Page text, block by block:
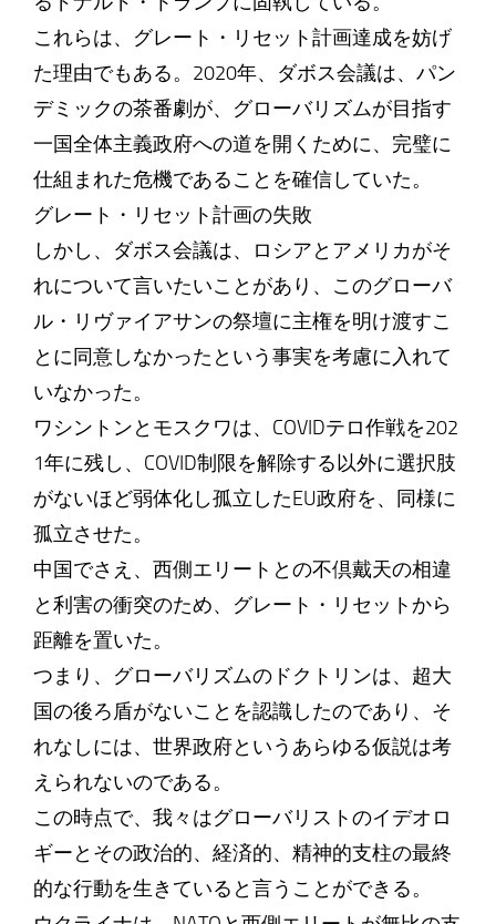
これらは、グレート・リセット計画達成を妨げ
た理由でもある。2020年、ダボス会議は、パン
デミックの茶番劇が、グローバリズムが目指す
一国全体主義政府への道を開くために、完璧に
仕組まれた危機であることを確信していた。
グレート・リセット計画の失敗
しかし、ダボス会議は、ロシアとアメリカがそ
れについて言いたいことがあり、このグローバ
ル・リヴァイアサンの祭壇に主権を明け渡すこ
とに同意しなかったという事実を考慮に入れて
いなかった。
ワシントンとモスクワは、COVIDテロ作戦を202
1年に残し、COVID制限を解除する以外に選択肢
がないほど弱体化し孤立したEU政府を、同様に
孤立させた。
中国でさえ、西側エリートとの不倶戴天の相違
と利害の衝突のため、グレート・リセットから
距離を置いた。
つまり、グローバリズムのドクトリンは、超大
国の後ろ盾がないことを認識したのであり、そ
れなしには、世界政府というあらゆる仮説は考
えられないのである。
この時点で、我々はグローバリストのイデオロ
ギーとその政治的、経済的、精神的支柱の最終
的な行動を生きていると言うことができる。